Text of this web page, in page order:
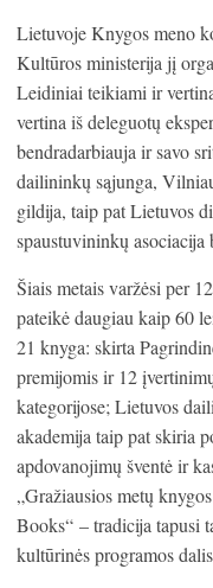
Lietuvoje Knygos meno
Kultūros ministerija jį
Leidiniai teikiami ir
vertina iš deleguotų
bendradarbiauja ir savo
dailininkų sąjunga,
gildija, taip pat Lietuvos
spaustuvininkų
Šiais metais varžėsi per
pateikė daugiau kaip 60
21 knyga: skirta
premijomis ir 12
kategorijose; Lietuvos
akademija taip pat skiria
apdovanojimų šventė ir
„Gražiausios metų
Books“ – tradicija tapusi
kultūrinės programos